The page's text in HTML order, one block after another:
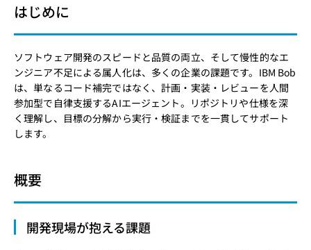
はじめに
ソフトウェア開発のスピードと品質の両立、そして慢性的なエ
ンジニア不足による属人化は、多くの企業の課題です。IBM Bob
は、単なるコード補完ではなく、計画・実装・レビューを人間
参加型で自律支援するAIエージェント。リポジトリや仕様を深
く理解し、目標の分解から実行・検証までを一貫してサポート
します。
概要
開発現場が抱える課題